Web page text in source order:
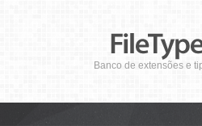
Banco de extensões e